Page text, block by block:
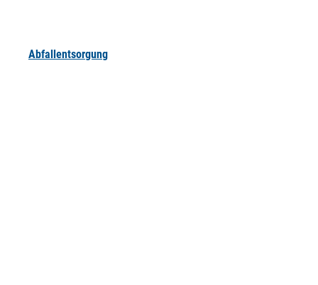
Abfallentsorgung